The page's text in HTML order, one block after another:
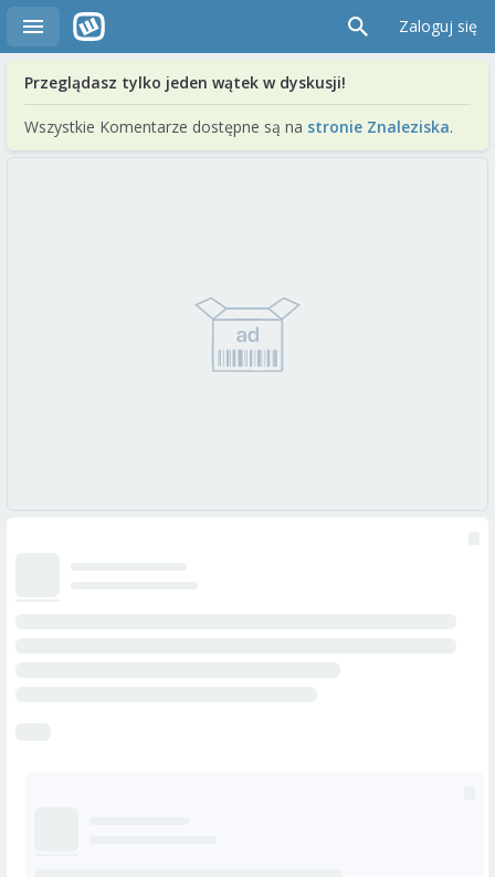
Zaloguj się
Przeglądasz tylko jeden wątek w dyskusji!
Wszystkie Komentarze dostępne są na stronie Znaleziska.